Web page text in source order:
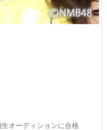
オーディションに合格